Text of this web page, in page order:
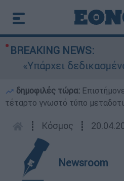
BREAKING NEWS:
«Υπάρχει δεδικασμένο
δημοφιλές τώρα:
τέταρτο γνωστό τύπο
┋ Κόσμος ┋
Newsroom